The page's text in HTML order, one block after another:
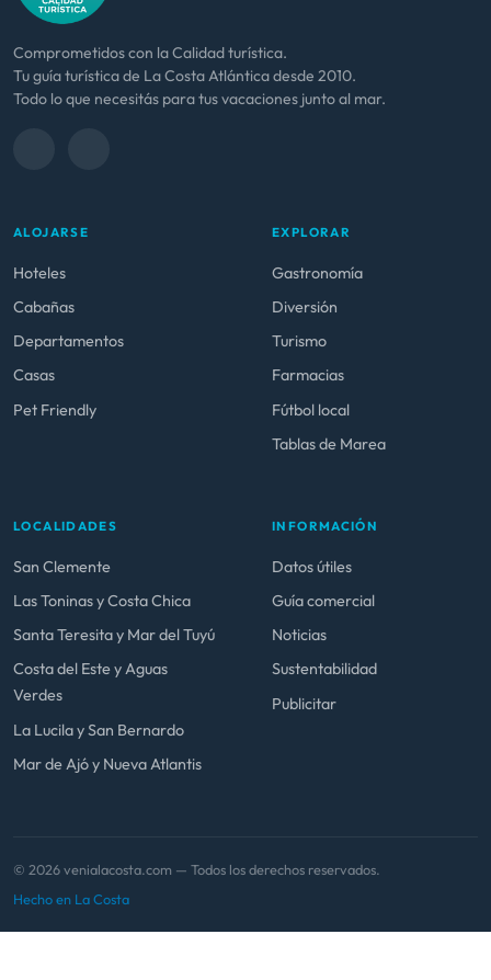
Comprometidos con la Calidad turística.
Tu guía turística de La Costa Atlántica desde 2010.
Todo lo que necesitás para tus vacaciones junto al mar.
ALOJARSE
Hoteles
Cabañas
Departamentos
Casas
Pet Friendly
EXPLORAR
Gastronomía
Diversión
Turismo
Farmacias
Fútbol local
Tablas de Marea
LOCALIDADES
San Clemente
Las Toninas y Costa Chica
Santa Teresita y Mar del Tuyú
Costa del Este y Aguas
Verdes
La Lucila y San Bernardo
Mar de Ajó y Nueva Atlantis
INFORMACIÓN
Datos útiles
Guía comercial
Noticias
Sustentabilidad
Publicitar
© 2026 venialacosta.com — Todos los derechos reservados.
Hecho en La Costa